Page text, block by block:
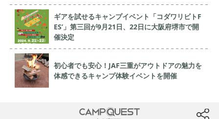
ギアを試せるキャンプイベント「コダワリビトF
ES’」第三回が9月21日、22日に大阪府堺市で開
催決定
初心者でも安心！JAF三重がアウトドアの魅力を
体感できるキャンプ体験イベントを開催
btn
CAMP QUEST